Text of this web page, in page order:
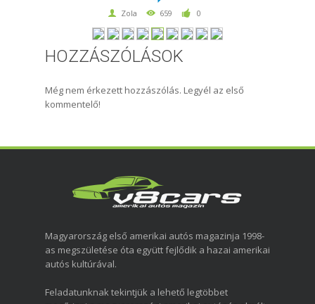
Zola 659 0
HOZZÁSZÓLÁSOK
Még nem érkezett hozzászólás. Legyél az első
kommentelő!
Magyarország első amerikai autós magazinja 1998-
as megszületése óta együtt fejlődik a hazai amerikai
autós kultúrával.
Feladatunknak tekintjük a lehető legtöbbet